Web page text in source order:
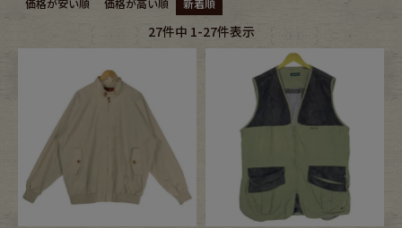
ブランドから探す スタッフコーディネート
年代から探す 古着卸DOCK
価格が安い順 価格が高い順 新着順
27件中 1-27件表示